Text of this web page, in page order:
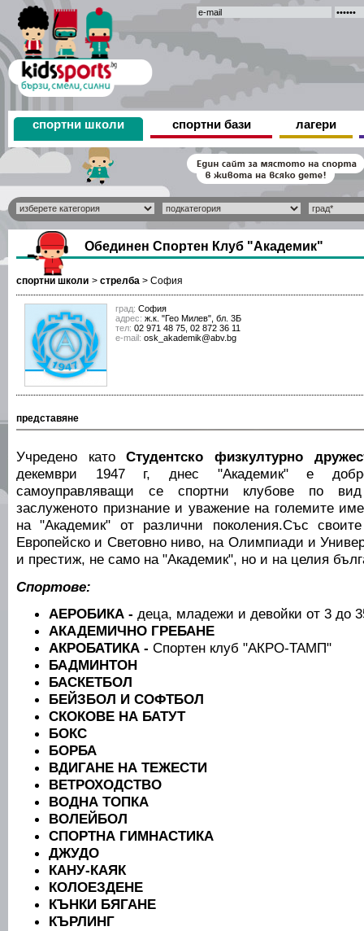
спортни школи спортни бази лагери
Обединен Спортен Клуб "Академик"
спортни школи > стрелба > София
град: София
адрес: ж.к. "Гео Милев", бл. 3Б
тел: 02 971 48 75, 02 872 36 11
е-mail: osk_akademik@abv.bg
представяне
Учредено катоСтудентско физкултурно
декември 1947 г, днес "Академик" е
самоуправляващи се спортни клубове по
заслуженото признание и уважение на големите
на "Академик" от различни поколения.Със
Европейско и Световно ниво, на Олимпиади и
и престиж, не само на "Академик", но и на целия
Спортове:
АЕРОБИКА - деца, младежи и девойки от 3 до
АКАДЕМИЧНО ГРЕБАНЕ
АКРОБАТИКА - Спортен клуб "АКРО-ТАМП"
БАДМИНТОН
БАСКЕТБОЛ
БЕЙЗБОЛ И СОФТБОЛ
СКОКОВЕ НА БАТУТ
БОКС
БОРБА
ВДИГАНЕ НА ТЕЖЕСТИ
ВЕТРОХОДСТВО
ВОДНА ТОПКА
ВОЛЕЙБОЛ
СПОРТНА ГИМНАСТИКА
ДЖУДО
КАНУ-КАЯК
КОЛОЕЗДЕНЕ
КЪНКИ БЯГАНЕ
КЪРЛИНГ